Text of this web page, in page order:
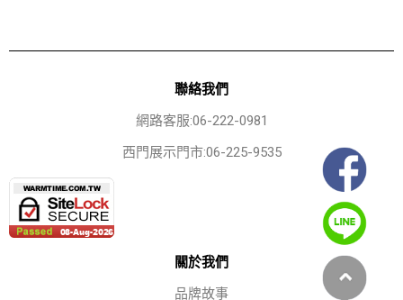
聯絡我們
網路客服:06-222-0981
西門展示門市:06-225-9535
關於我們
品牌故事